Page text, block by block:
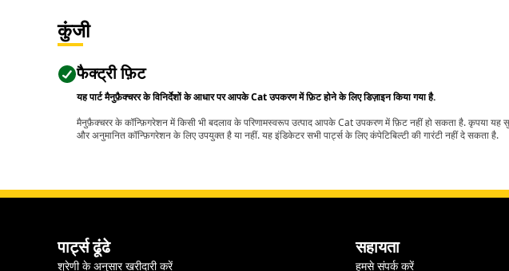
कुंजी
फैक्ट्री फ़िट
यह पार्ट मैनुफ़ैक्चरर के विनिर्देशों के आधार पर आपके Cat उपकरण में फ़िट होने के लिए डिज़ाइन किया गया है.
मैनुफ़ैक्चरर के कॉन्फ़िगरेशन में किसी भी बदलाव के परिणामस्वरूप उत्पाद आपके Cat उपकरण में फ़िट नहीं हो सकता है. कृपया
और अनुमानित कॉन्फ़िगरेशन के लिए उपयुक्त है या नहीं. यह इंडिकेटर सभी पार्ट्स के लिए कंपेटिबिल्टी की गारंटी नहीं दे सकता है.
पार्ट्स ढूंढे
श्रेणी के अनुसार खरीदारी करें
सहायता
हमसे संपर्क करें